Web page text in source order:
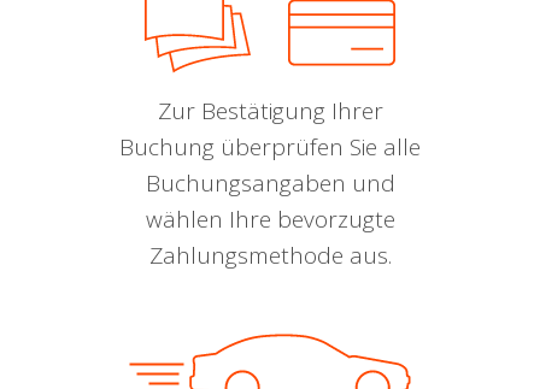
Zur Bestätigung Ihrer
Buchung überprüfen Sie alle
Buchungsangaben und
wählen Ihre bevorzugte
Zahlungsmethode aus.